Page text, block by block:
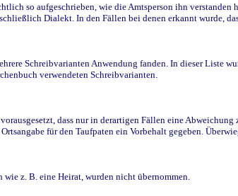
so aufgeschrieben, wie die Amtsperson ihn verstanden
Dialekt. In den Fällen bei denen erkannt wurde,
Schreibvarianten Anwendung fanden. In dieser Liste
verwendeten Schreibvarianten.
dass nur in derartigen Fällen eine
für den Taufpaten ein Vorbehalt gegeben.
z. B. eine Heirat, wurden nicht übernommen.